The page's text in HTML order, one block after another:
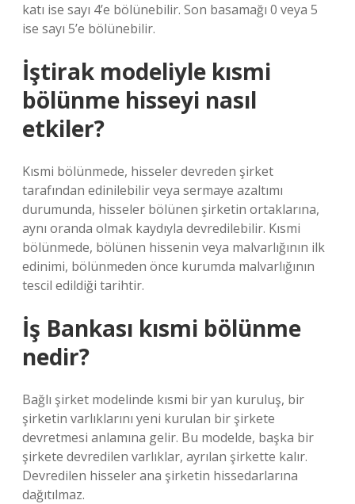
katı ise sayı 4’e bölünebilir. Son basamağı 0 veya 5
ise sayı 5’e bölünebilir.
İştirak modeliyle kısmi
bölünme hisseyi nasıl
etkiler?
Kısmi bölünmede, hisseler devreden şirket
tarafından edinilebilir veya sermaye azaltımı
durumunda, hisseler bölünen şirketin ortaklarına,
aynı oranda olmak kaydıyla devredilebilir. Kısmi
bölünmede, bölünen hissenin veya malvarlığının ilk
edinimi, bölünmeden önce kurumda malvarlığının
tescil edildiği tarihtir.
İş Bankası kısmi bölünme
nedir?
Bağlı şirket modelinde kısmi bir yan kuruluş, bir
şirketin varlıklarını yeni kurulan bir şirkete
devretmesi anlamına gelir. Bu modelde, başka bir
şirkete devredilen varlıklar, ayrılan şirkette kalır.
Devredilen hisseler ana şirketin hissedarlarına
dağıtılmaz.